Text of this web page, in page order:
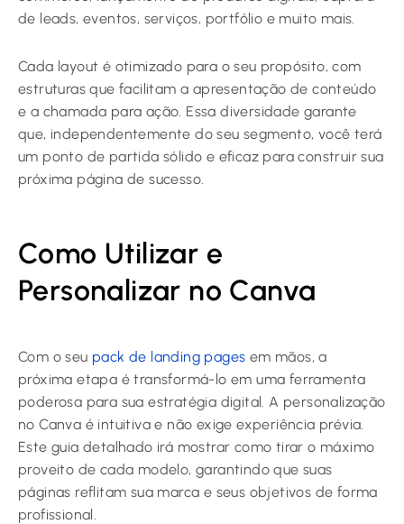
de leads, eventos, serviços, portfólio e muito mais.
Cada layout é otimizado para o seu propósito, com
estruturas que facilitam a apresentação de conteúdo
e a chamada para ação. Essa diversidade garante
que, independentemente do seu segmento, você terá
um ponto de partida sólido e eficaz para construir sua
próxima página de sucesso.
Como Utilizar e
Personalizar no Canva
Com o seu pack de landing pages em mãos, a
próxima etapa é transformá-lo em uma ferramenta
poderosa para sua estratégia digital. A personalização
no Canva é intuitiva e não exige experiência prévia.
Este guia detalhado irá mostrar como tirar o máximo
proveito de cada modelo, garantindo que suas
páginas reflitam sua marca e seus objetivos de forma
profissional.